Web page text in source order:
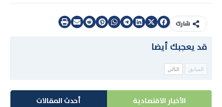
شارك
قد يعجبك أيضا
السابق التالي
الأخبار الاقتصادية أحدث المقالات